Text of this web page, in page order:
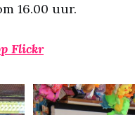
16.00 uur.
Flickr